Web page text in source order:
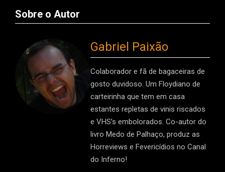
Sobre o Autor
Gabriel Paixão
Colaborador e fã de bagaceiras de
gosto duvidoso. Um Floydiano de
carteirinha que tem em casa
estantes repletas de vinis riscados
e VHS’s embolorados. Co-autor do
livro Medo de Palhaço, produz as
Horreviews e Fevericídios no Canal
do Inferno!